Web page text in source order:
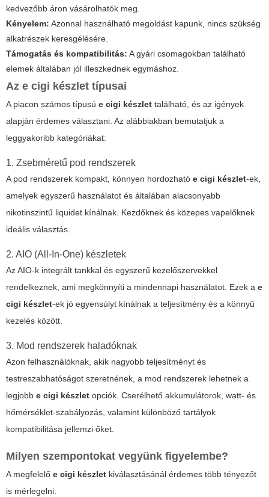
kedvezőbb áron vásárolhatók meg.
Kényelem: Azonnal használható megoldást kapunk, nincs szükség
alkatrészek keresgélésére.
Támogatás és kompatibilitás: A gyári csomagokban található
elemek általában jól illeszkednek egymáshoz.
Az e cigi készlet típusai
A piacon számos típusú e cigi készlet található, és az igények
alapján érdemes választani. Az alábbiakban bemutatjuk a
leggyakoribb kategóriákat:
1. Zsebméretű pod rendszerek
A pod rendszerek kompakt, könnyen hordozható e cigi készlet-ek,
amelyek egyszerű használatot és általában alacsonyabb
nikotinszintű liquidet kínálnak. Kezdőknek és közepes vapelőknek
ideális választás.
2. AIO (All-In-One) készletek
Az AIO-k integrált tankkal és egyszerű kezelőszervekkel
rendelkeznek, ami megkönnyíti a mindennapi használatot. Ezek a e
cigi készlet-ek jó egyensúlyt kínálnak a teljesítmény és a könnyű
kezelés között.
3. Mod rendszerek haladóknak
Azon felhasználóknak, akik nagyobb teljesítményt és
testreszabhatóságot szeretnének, a mod rendszerek lehetnek a
legjobb e cigi készlet opciók. Cserélhető akkumulátorok, watt- és
hőmérséklet-szabályozás, valamint különböző tartályok
kompatibilitása jellemzi őket.
Milyen szempontokat vegyünk figyelembe?
A megfelelő e cigi készlet kiválasztásánál érdemes több tényezőt
is mérlegelni: